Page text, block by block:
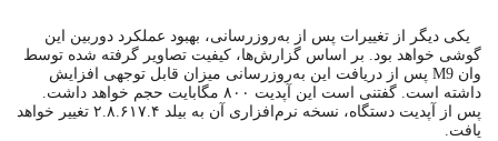
یکی دیگر از تغییرات پس از به‌روزرسانی، بهبود عملکرد دوربین این
گوشی خواهد بود. بر اساس گزارش‌ها، کیفیت تصاویر گرفته شده توسط
وان M9 پس از دریافت این به‌روزرسانی میزان قابل توجهی افزایش
داشته است. گفتنی است این آپدیت ۸۰۰ مگابایت حجم خواهد داشت.
پس از آپدیت دستگاه، نسخه نرم‌افزاری آن به بیلد ۲.۸.۶۱۷.۴ تغییر خواهد
یافت.